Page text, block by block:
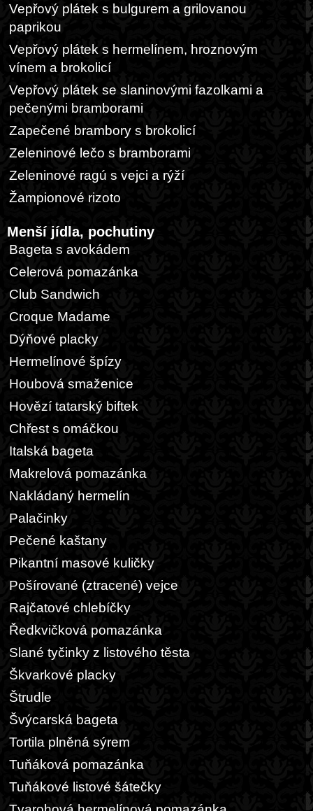
Vepřový plátek s bulgurem a grilovanou
paprikou
Vepřový plátek s hermelínem, hroznovým
vínem a brokolicí
Vepřový plátek se slaninovými fazolkami a
pečenými bramborami
Zapečené brambory s brokolicí
Zeleninové lečo s bramborami
Zeleninové ragú s vejci a rýží
Žampionové rizoto
Menší jídla, pochutiny
Bageta s avokádem
Celerová pomazánka
Club Sandwich
Croque Madame
Dýňové placky
Hermelínové špízy
Houbová smaženice
Hovězí tatarský biftek
Chřest s omáčkou
Italská bageta
Makrelová pomazánka
Nakládaný hermelín
Palačinky
Pečené kaštany
Pikantní masové kuličky
Pošírované (ztracené) vejce
Rajčatové chlebíčky
Ředkvičková pomazánka
Slané tyčinky z listového těsta
Škvarkové placky
Štrudle
Švýcarská bageta
Tortila plněná sýrem
Tuňáková pomazánka
Tuňákové listové šátečky